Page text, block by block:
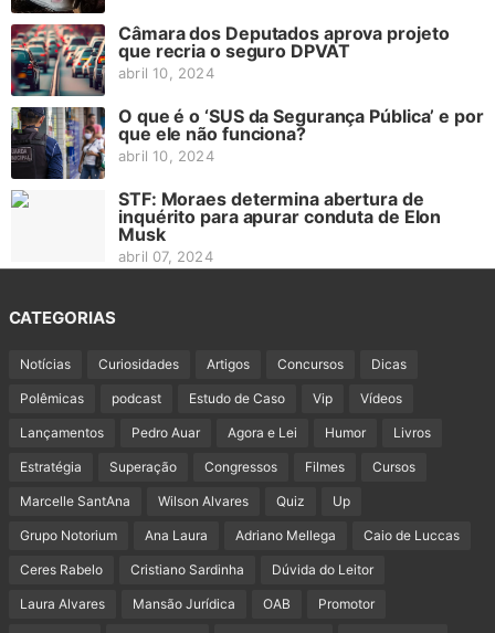
Câmara dos Deputados aprova projeto
que recria o seguro DPVAT
abril 10, 2024
O que é o ‘SUS da Segurança Pública’ e por
que ele não funciona?
abril 10, 2024
STF: Moraes determina abertura de
inquérito para apurar conduta de Elon
Musk
abril 07, 2024
CATEGORIAS
Notícias Curiosidades Artigos Concursos Dicas
Polêmicas podcast Estudo de Caso Vip Vídeos
Lançamentos Pedro Auar Agora e Lei Humor Livros
Estratégia Superação Congressos Filmes Cursos
Marcelle SantAna Wilson Alvares Quiz Up
Grupo Notorium Ana Laura Adriano Mellega Caio de Luccas
Ceres Rabelo Cristiano Sardinha Dúvida do Leitor
Laura Alvares Mansão Jurídica OAB Promotor